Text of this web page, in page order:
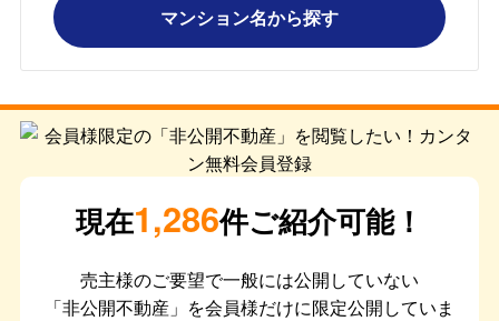
マンション名から探す
現在1,286件ご紹介可能！
売主様のご要望で一般には公開していない
「非公開不動産」を会員様だけに限定公開していま